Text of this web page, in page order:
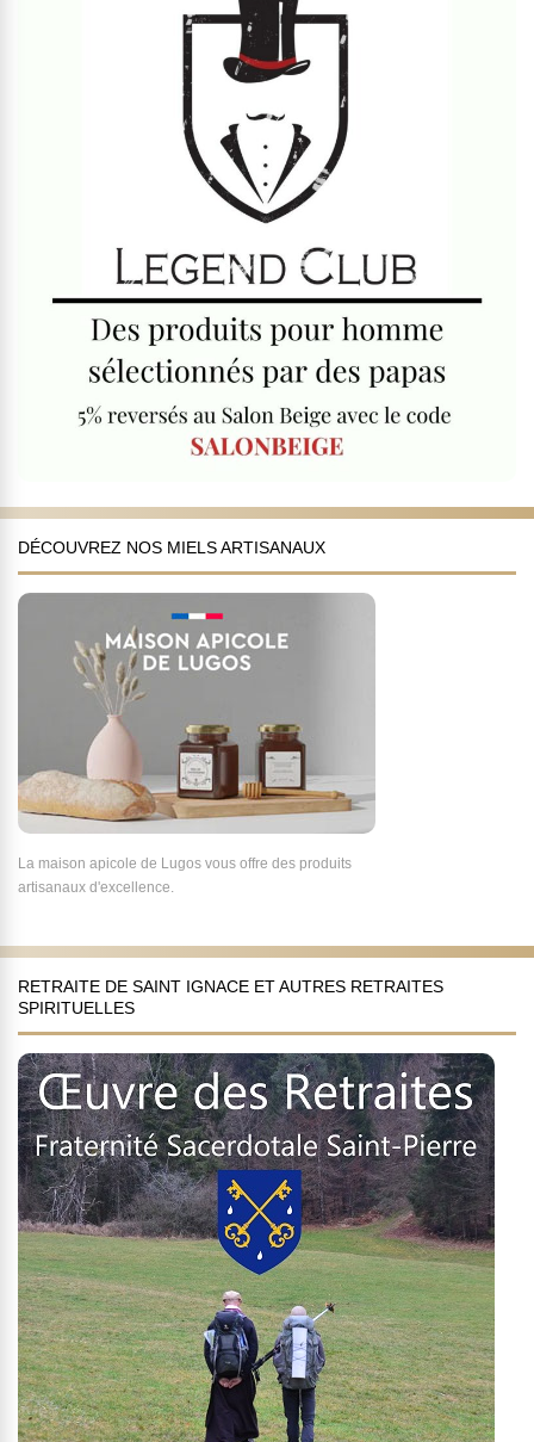
DÉCOUVREZ NOS MIELS ARTISANAUX
La maison apicole de Lugos vous offre des produits
artisanaux d'excellence.
RETRAITE DE SAINT IGNACE ET AUTRES RETRAITES
SPIRITUELLES